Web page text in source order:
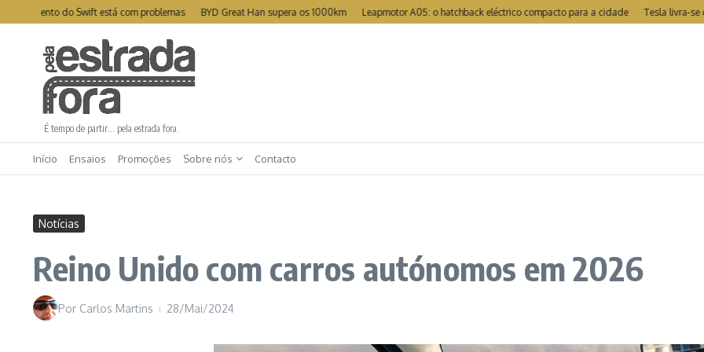
Ir para o conteúdo
do Swift está com problemas BYD Great Han supera os 1000km Leapmotor A05: o hatchback eléctrico compacto para a cidade Tesla livra-se de
É tempo de partir… pela estrada fora.
Início Ensaios Promoções Sobre nós Contacto
Notícias
Reino Unido com carros autónomos em 2026
Por Carlos Martins 28/Mai/2024